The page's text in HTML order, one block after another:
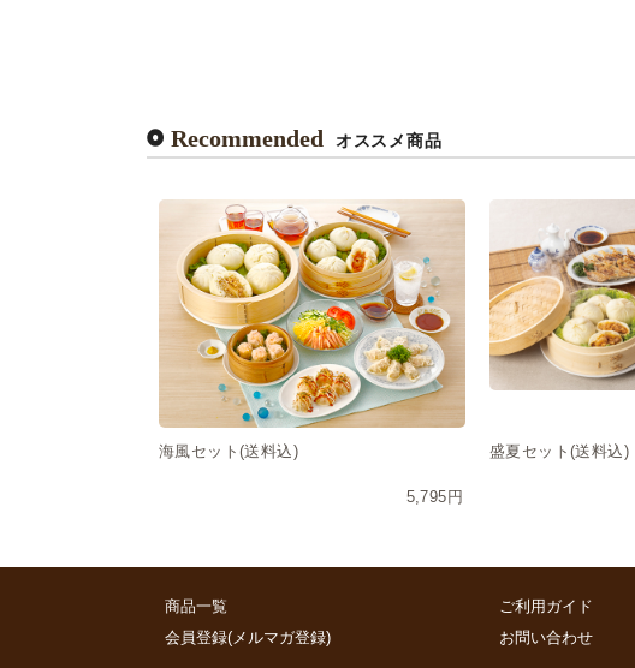
Recommended オススメ商品
海風セット(送料込)
5,795円
盛夏セット(送料込)
商品一覧
会員登録(メルマガ登録)
ご利用ガイド
お問い合わせ